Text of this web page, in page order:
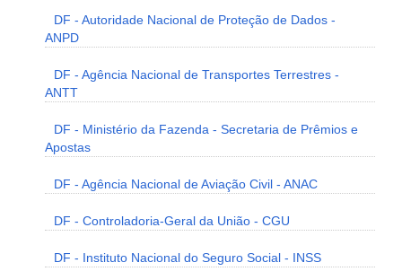
DF - Autoridade Nacional de Proteção de Dados -
ANPD
DF - Agência Nacional de Transportes Terrestres -
ANTT
DF - Ministério da Fazenda - Secretaria de Prêmios e
Apostas
DF - Agência Nacional de Aviação Civil - ANAC
DF - Controladoria-Geral da União - CGU
DF - Instituto Nacional do Seguro Social - INSS